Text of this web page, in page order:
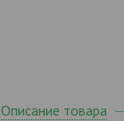
Описание товара